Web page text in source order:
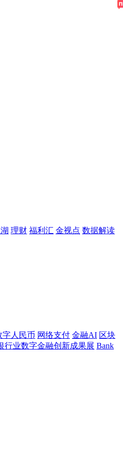
理财 福利汇 金视点 数据解读
字人民币 网络支付 金融AI 区块
行业数字金融创新成果展 Bank